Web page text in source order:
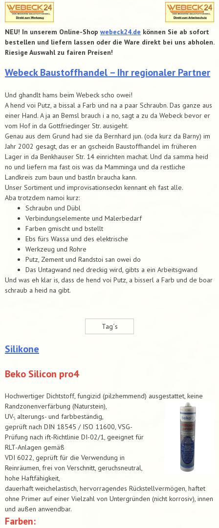
NEU! In unserem Online-Shop webeck24.de können Sie ab sofort
bestellen und liefern lassen oder die Ware direkt bei uns abholen.
Riesige Auswahl zu fairen Preisen!
Webeck Baustoffhandel – Ihr regionaler Partner
Und ghandlt hams beim Webeck scho owei!
A hend voi Putz, a bissal a Farb und na a paar Schraubn. Das ganze aus
einer Hand. A ja an Bemsl brauch i a no, sagt a zu da Webeck bevor er
vom Hof in da Gottfriedinger Str. ausigeht.
Genau aus dem Grund had sie da Bernhard jun. (oda kurz da Barny) im
Jahr 2002 gesagt, das er an gscheidn Baustoffhandel im früheren
Lager in da Benkhauser Str. 14 einrichten machat. Und da samma heid
no und liefern ma fast ois was da Mamminga und da restliche
Landkreis zum baun und bastln braucha kann.
Unser Sortiment und improvisationseckn kennant eh fast alle.
Aba trotzdem namoi kurz:
Schraubn und Dübl
Verbindungselemente und Malerbedarf
Farben gmischt und bstellt
Ebs fürs Wassa und des elektrische
Werkzeug und Rohre
Putz, Zement und Randstoi san owei do
Das Untagwand ned dreckig wird, gibts a ein Arbeitsgwand
Und was eh klar is, dass de hend voi Putz, a bisserl a Farb und de boar
schraub a heid na gibt.
Tag´s
Silikone
Beko Silicon pro4
Hochwertiger Dichtstoff, fungizid (pilzhemmend) ausgestattet, keine
Randzonenverfärbung (Naturstein),
UV-, alterungs- und farbbeständig,
geprüft nach DIN 18545 / ISO 11600, VSG-
Prüfung nach ift-Richtlinie DI-02/1, geeignet für
RLT-Anlagen gemäß
VDI 6022, geprüft für die Verwendung in
Reinräumen, frei von Verschnitt, geruchsneutral,
hohe Haftfähigkeit,
dauerhaft weichelastisch, hervorragendes Rückstellvermögen, haftet
ohne Primer auf einer Vielzahl von Untergründen (nicht korrosiv), innen
und außen anwendbar.
Farben: